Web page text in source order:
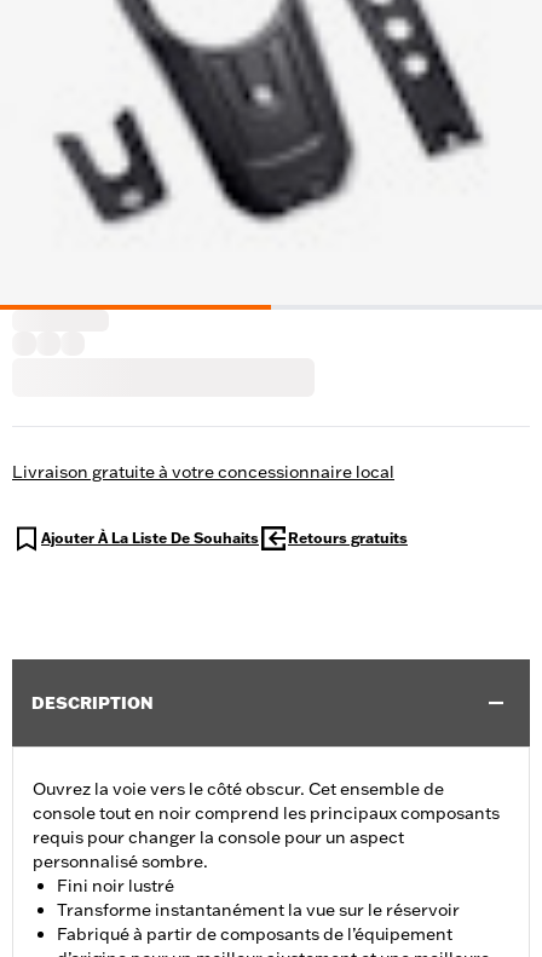
Livraison gratuite à votre concessionnaire local
Ajouter À La Liste De Souhaits Retours gratuits
DESCRIPTION
Ouvrez la voie vers le côté obscur. Cet ensemble de
console tout en noir comprend les principaux composants
requis pour changer la console pour un aspect
personnalisé sombre.
Fini noir lustré
Transforme instantanément la vue sur le réservoir
Fabriqué à partir de composants de l’équipement